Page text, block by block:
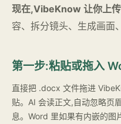
现在,VibeKnow 让你上
容、拆分镜头、生成画面
第一步:粘贴或拖入
直接把 .docx 文件拖进
贴。AI 会读正文,自动忽略页
息。Word 里如果有内嵌的图